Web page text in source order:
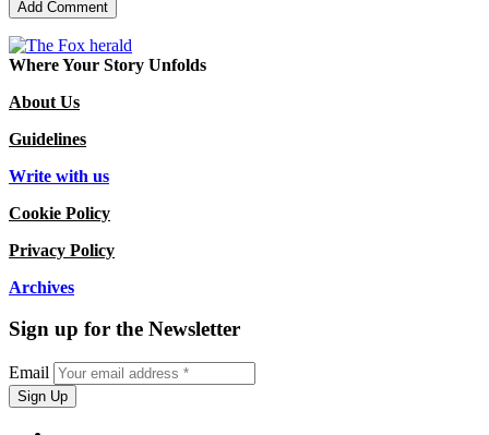
Where Your Story Unfolds
About Us
Guidelines
Write with us
Cookie Policy
Privacy Policy
Archives
Sign up for the Newsletter
Email